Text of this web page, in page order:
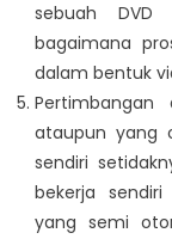
sebuah DVD
bagaimana
dalam bentuk
ataupun yang
sendiri
bekerja
yang semi